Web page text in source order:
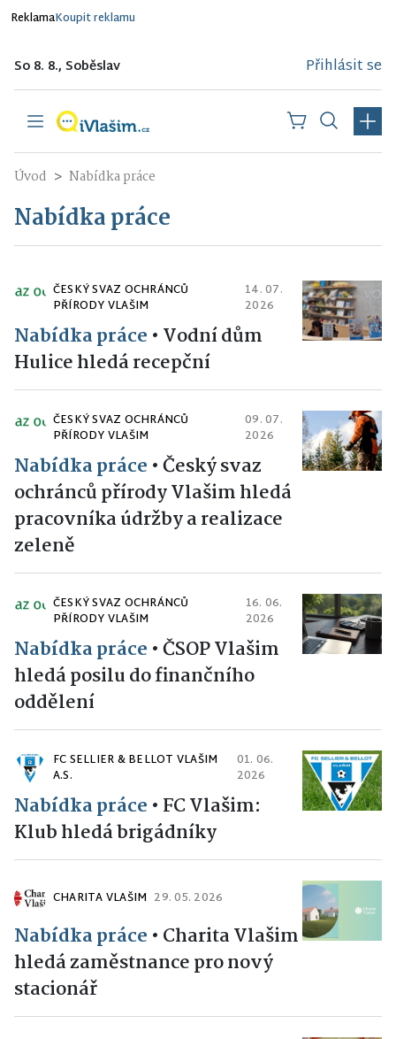
ReklamaKoupit reklamu
So 8. 8., Soběslav Přihlásit se
Úvod Nabídka práce
Nabídka práce
ČESKÝ SVAZ OCHRÁNCŮ
PŘÍRODY VLAŠIM
14. 07.
2026
Nabídka práce • Vodní dům
Hulice hledá recepční
ČESKÝ SVAZ OCHRÁNCŮ
PŘÍRODY VLAŠIM
09. 07.
2026
Nabídka práce •Český svaz
ochránců přírody Vlašim hledá
pracovníka údržby a realizace
zeleně
ČESKÝ SVAZ OCHRÁNCŮ
PŘÍRODY VLAŠIM
16. 06.
2026
Nabídka práce •ČSOP Vlašim
hledá posilu do finančního
oddělení
FC SELLIER & BELLOT VLAŠIM
A.S.
01. 06.
2026
Nabídka práce • FC Vlašim:
Klub hledá brigádníky
CHARITA VLAŠIM 29. 05. 2026
Nabídka práce • Charita Vlašim
hledá zaměstnance pro nový
stacionář